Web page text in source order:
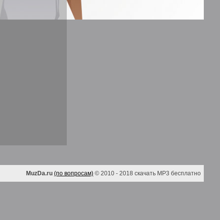
MuzDa.ru (по вопросам) © 2010 - 2018 скачать MP3 бесплатно